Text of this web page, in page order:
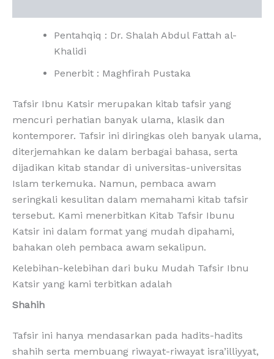
Pentahqiq : Dr. Shalah Abdul Fattah al-
Khalidi
Penerbit : Maghfirah Pustaka
Tafsir Ibnu Katsir merupakan kitab tafsir yang
mencuri perhatian banyak ulama, klasik dan
kontemporer. Tafsir ini diringkas oleh banyak ulama,
diterjemahkan ke dalam berbagai bahasa, serta
dijadikan kitab standar di universitas-universitas
Islam terkemuka. Namun, pembaca awam
seringkali kesulitan dalam memahami kitab tafsir
tersebut. Kami menerbitkan Kitab Tafsir Ibunu
Katsir ini dalam format yang mudah dipahami,
bahakan oleh pembaca awam sekalipun.
Kelebihan-kelebihan dari buku Mudah Tafsir Ibnu
Katsir yang kami terbitkan adalah
Shahih
Tafsir ini hanya mendasarkan pada hadits-hadits
shahih serta membuang riwayat-riwayat isra’illiyyat,